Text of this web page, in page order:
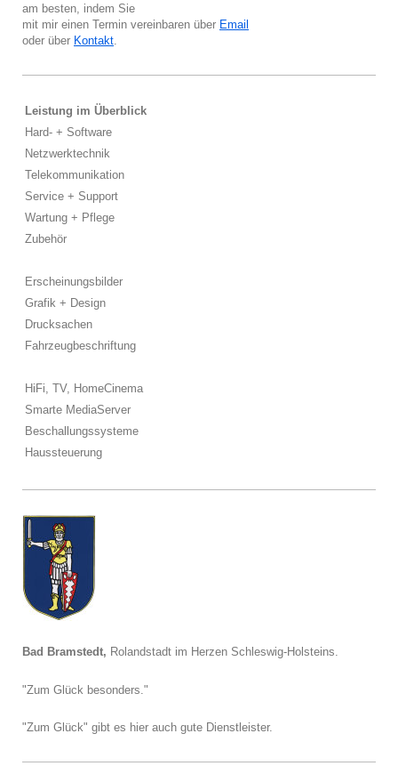
am besten, indem Sie
mit mir einen Termin vereinbaren über Email
oder über Kontakt
Leistung im Überblick
Hard- + Software
Netzwerktechnik
Telekommunikation
Service + Support
Wartung + Pflege
Zubehör
Erscheinungsbilder
Grafik + Design
Drucksachen
Fahrzeugbeschriftung
HiFi, TV, HomeCinema
Smarte MediaServer
Beschallungssysteme
Haussteuerung
Bad Bramstedt, Rolandstadt im Herzen Schleswig-Holsteins.
"Zum Glück besonders."
"Zum Glück" gibt es hier auch gute Dienstleister.